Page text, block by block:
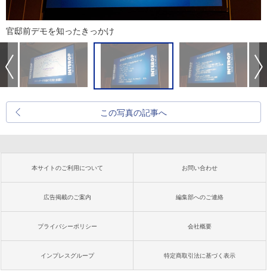
官邸前デモを知ったきっかけ
この写真の記事へ
本サイトのご利用について お問い合わせ
広告掲載のご案内 編集部へのご連絡
プライバシーポリシー 会社概要
インプレスグループ 特定商取引法に基づく表示